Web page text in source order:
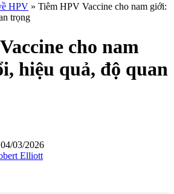
HPV » Tiêm HPV Vaccine cho nam giới:
trọng
cho nam
hiệu quả, độ quan
03/2026
Elliott